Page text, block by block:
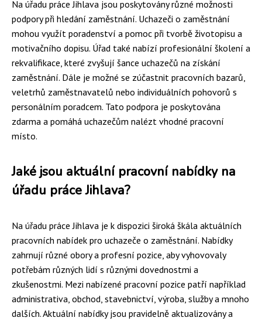
Na úřadu práce Jihlava jsou poskytovány různé možnosti
podpory při hledání zaměstnání. Uchazeči o zaměstnání
mohou využít poradenství a pomoc při tvorbě životopisu a
motivačního dopisu. Úřad také nabízí profesionální školení a
rekvalifikace, které zvyšují šance uchazečů na získání
zaměstnání. Dále je možné se zúčastnit pracovních bazarů,
veletrhů zaměstnavatelů nebo individuálních pohovorů s
personálním poradcem. Tato podpora je poskytována
zdarma a pomáhá uchazečům nalézt vhodné pracovní
místo.
Jaké jsou aktuální pracovní nabídky na
úřadu práce Jihlava?
Na úřadu práce Jihlava je k dispozici široká škála aktuálních
pracovních nabídek pro uchazeče o zaměstnání. Nabídky
zahrnují různé obory a profesní pozice, aby vyhovovaly
potřebám různých lidí s různými dovednostmi a
zkušenostmi. Mezi nabízené pracovní pozice patří například
administrativa, obchod, stavebnictví, výroba, služby a mnoho
dalších. Aktuální nabídky jsou pravidelně aktualizovány a